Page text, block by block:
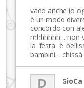
vado anche io
è un modo
concordo con
mhhhhhh… non
la festa è
bambini… chissà
GioCa